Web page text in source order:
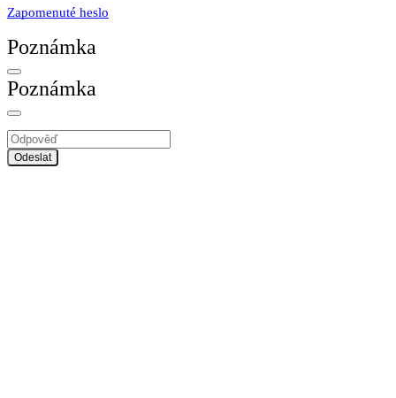
Zapomenuté heslo
Poznámka
Poznámka
Odeslat